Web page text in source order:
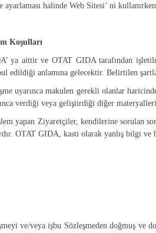
ayarlaması halinde Web Sitesi’ ni
Koşulları
ya aittir ve OTAT GIDA tarafından
edildiği anlamına gelecektir. Belirtilen
uyarınca makulen gerekli olanlar
verdiği veya geliştirdiği diğer
yapan Ziyaretçiler, kendilerine sorulan
OTAT GIDA, kasti olarak yanlış bilgi ve
ve/veya işbu Sözleşmeden doğmuş ve